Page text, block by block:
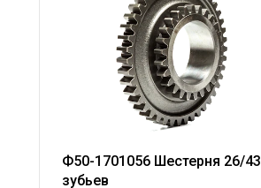
Ф50-1701056 Шестерня 26/43
зубьев